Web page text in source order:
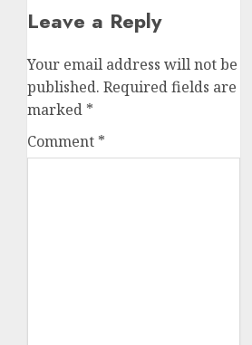
Leave a Reply
Your email address will not be
published. Required fields are
marked *
Comment *